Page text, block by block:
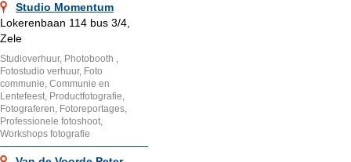
Studio Momentum
Lokerenbaan 114 bus 3/4,
Zele
Studioverhuur, Photobooth ,
Fotostudio verhuur, Foto
communie, Communie en
Lentefeest, Productfotografie,
Fotograferen, Fotoreportages,
Professionele fotoshoot,
Workshops fotografie